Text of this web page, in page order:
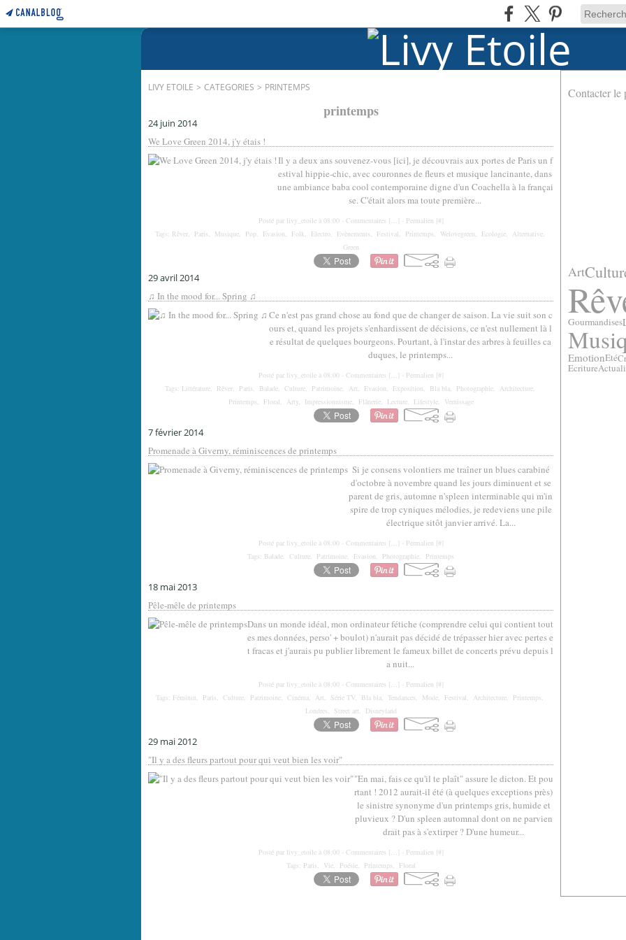
LIVY ETOILE > CATEGORIES > PRINTEMPS
printemps
24 juin 2014
We Love Green 2014, j'y étais !
Il y a deux ans souvenez-vous [ici], je découvrais aux portes de Paris un f
estival hippie-chic, avec couronnes de fleurs et musique lancinante, dans
une ambiance baba cool contemporaine digne d'un Coachella à la françai
se. C'était alors ma toute première...
Posté par livy_etoile à 08:00 - Commentaires [… - Permalien [#
Tags: Rêver, Paris, Musique, Pop, Evasion, Folk, Electro, Evènements, Festival, Printemps, Welovegreen, Ecologie, Alternative,
Green
29 avril 2014
♫ In the mood for... Spring ♫
Ce n'est pas grand chose au fond que de changer de saison. La vie suit son c
ours et, quand les projets s'enhardissent de décisions, ce n'est nullement là l
e résultat de quelques bourgeons. Pourtant, à l'instar des arbres à feuilles ca
duques, le printemps...
Posté par livy_etoile à 08:00 - Commentaires [… - Permalien [#
Tags: Littérature, Rêver, Paris, Balade, Culture, Patrimoine, Art, Evasion, Exposition, Bla bla, Photographie, Architecture,
Printemps, Floral, Arty, Impressionnisme, Flânerie, Lecture, Lifestyle, Vernissage
7 février 2014
Promenade à Giverny, réminiscences de printemps
Si je consens volontiers me traîner un blues carabiné
d'octobre à novembre quand les jours diminuent et se
parent de gris, automne n'spleen interminable qui m'in
spire de trop cyniques mélodies, je redeviens une pile
électrique sitôt janvier arrivé. La...
Posté par livy_etoile à 08:00 - Commentaires [… - Permalien [#
Tags: Balade, Culture, Patrimoine, Evasion, Photographie, Printemps
18 mai 2013
Pêle-mêle de printemps
Dans un monde idéal, mon ordinateur fétiche (comprendre celui qui contient tout
es mes données, perso' + boulot) n'aurait pas décidé de trépasser hier avec pertes e
t fracas et j'aurais pu publier librement le fameux billet de concerts prévu depuis l
a nuit...
Posté par livy_etoile à 08:00 - Commentaires [… - Permalien [#
Tags: Féminin, Paris, Culture, Patrimoine, Cinéma, Art, Série TV, Bla bla, Tendances, Mode, Festival, Architecture, Printemps,
Londres, Street art, Disneyland
29 mai 2012
"Il y a des fleurs partout pour qui veut bien les voir"
"En mai, fais ce qu'il te plaît" assure le dicton. Et pou
rtant ! 2012 aurait-il été (à quelques exceptions près)
le sinistre synonyme d'un printemps gris, humide et
pluvieux ? D'un spleen automnal dont on ne parvien
drait pas à s'extirper ? D'une humeur...
Posté par livy_etoile à 08:00 - Commentaires [… - Permalien [#
Tags: Paris, Vie, Poésie, Printemps, Floral
Contacter le
Art
Gourmandises
EmotionEté
Ecriture